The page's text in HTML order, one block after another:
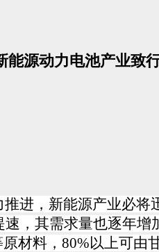
能源动力电池产业致
进，新能源产业必
，其需求量也逐年
材料， 80%以上可由